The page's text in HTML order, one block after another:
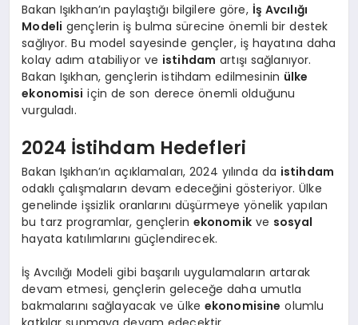
Bakan Işıkhan’ın paylaştığı bilgilere göre, İş Avcılığı
Modeli gençlerin iş bulma sürecine önemli bir destek
sağlıyor. Bu model sayesinde gençler, iş hayatına daha
kolay adım atabiliyor ve istihdam artışı sağlanıyor.
Bakan Işıkhan, gençlerin istihdam edilmesinin ülke
ekonomisi için de son derece önemli olduğunu
vurguladı.
2024 İstihdam Hedefleri
Bakan Işıkhan’ın açıklamaları, 2024 yılında da istihdam
odaklı çalışmaların devam edeceğini gösteriyor. Ülke
genelinde işsizlik oranlarını düşürmeye yönelik yapılan
bu tarz programlar, gençlerin ekonomikve sosyal
hayata katılımlarını güçlendirecek.
İş Avcılığı Modeli gibi başarılı uygulamaların artarak
devam etmesi, gençlerin geleceğe daha umutla
bakmalarını sağlayacak ve ülke ekonomisine olumlu